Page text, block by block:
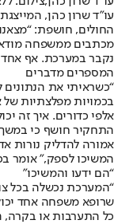
עו”ד שרון כהן,
החולים, חושפת:
מכתבים ממשפחה
נקבר במערכת. אף אחד
המספרים מדברים
“כשראיתי את הנתונים
בכמויות מפלצתיות
אלפי כדורים. איך זה
התחקיר חושף כי
אמורה להדליק נורות
המשיכו לספק,” אומר
“הם ידעו והמשיכו”
“המערכת נכשלה בכל
שרופא משפחה אחד
כל התערבות או בקרה,